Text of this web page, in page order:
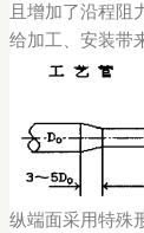
且增加了沿程阻
给加工、安装带
纵端面采用特殊